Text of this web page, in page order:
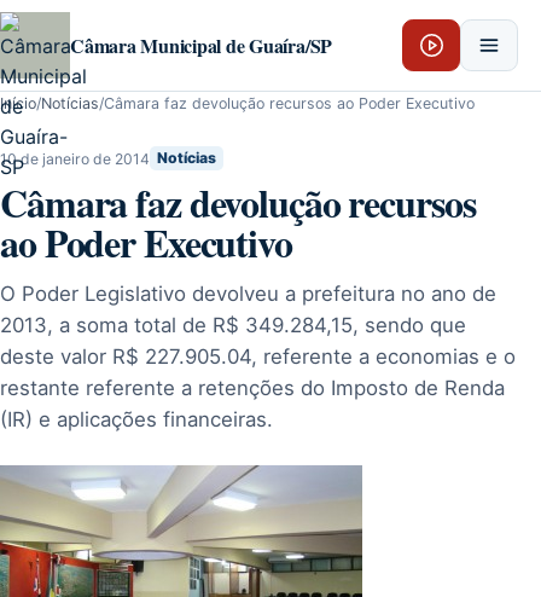
Pular para o conteúdo
Câmara Municipal de Guaíra/SP
Início/Notícias/Câmara faz devolução recursos ao Poder Executivo
10 de janeiro de 2014 Notícias
Câmara faz devolução recursos
ao Poder Executivo
O Poder Legislativo devolveu a prefeitura no ano de
2013, a soma total de R$ 349.284,15, sendo que
deste valor R$ 227.905.04, referente a economias e o
restante referente a retenções do Imposto de Renda
(IR) e aplicações financeiras.